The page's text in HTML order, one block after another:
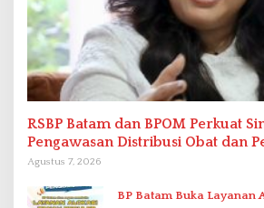
RSBP Batam dan BPOM Perkuat
Pengawasan Distribusi Obat dan
Kefarmasian
Agustus 7, 2026
BP Batam Buka Layanan